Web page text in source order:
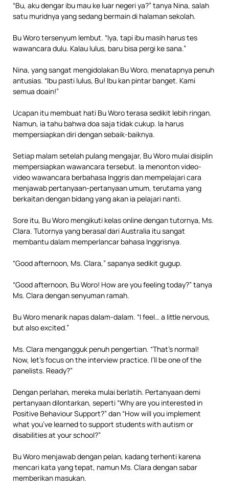
“Bu, aku dengar ibu mau ke luar negeri ya?” tanya Nina, salah
satu muridnya yang sedang bermain di halaman sekolah.
Bu Woro tersenyum lembut. “Iya, tapi ibu masih harus tes
wawancara dulu. Kalau lulus, baru bisa pergi ke sana.”
Nina, yang sangat mengidolakan Bu Woro, menatapnya penuh
antusias. “Ibu pasti lulus, Bu! Ibu kan pintar banget. Kami
semua doain!”
Ucapan itu membuat hati Bu Woro terasa sedikit lebih ringan.
Namun, ia tahu bahwa doa saja tidak cukup. Ia harus
mempersiapkan diri dengan sebaik-baiknya.
Setiap malam setelah pulang mengajar, Bu Woro mulai disiplin
mempersiapkan wawancara tersebut. Ia menonton video-
video wawancara berbahasa Inggris dan mempelajari cara
menjawab pertanyaan-pertanyaan umum, terutama yang
berkaitan dengan bidang yang akan ia pelajari nanti.
Sore itu, Bu Woro mengikuti kelas online dengan tutornya, Ms.
Clara. Tutornya yang berasal dari Australia itu sangat
membantu dalam memperlancar bahasa Inggrisnya.
“Good afternoon, Ms. Clara,” sapanya sedikit gugup.
“Good afternoon, Bu Woro! How are you feeling today?” tanya
Ms. Clara dengan senyuman ramah.
Bu Woro menarik napas dalam-dalam. “I feel… a little nervous,
but also excited.”
Ms. Clara mengangguk penuh pengertian. “That’s normal!
Now, let’s focus on the interview practice. I’ll be one of the
panelists. Ready?”
Dengan perlahan, mereka mulai berlatih. Pertanyaan demi
pertanyaan dilontarkan, seperti “Why are you interested in
Positive Behaviour Support?” dan “How will you implement
what you’ve learned to support students with autism or
disabilities at your school?”
Bu Woro menjawab dengan pelan, kadang terhenti karena
mencari kata yang tepat, namun Ms. Clara dengan sabar
memberikan masukan.